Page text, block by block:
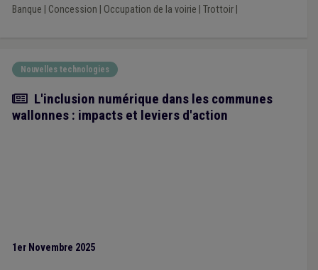
Banque Concession Occupation de la voirie Trottoir|
Nouvelles technologies
Article
L'inclusion numérique dans les communes
wallonnes : impacts et leviers d'action
1er Novembre 2025